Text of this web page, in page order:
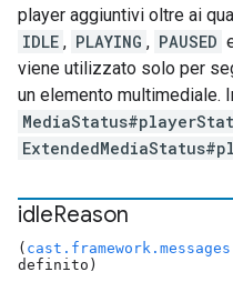
player aggiuntivi oltre ai
IDLE , PLAYING , PAUSED
viene utilizzato solo per
un elemento multimediale.
idleReason
(
definito)